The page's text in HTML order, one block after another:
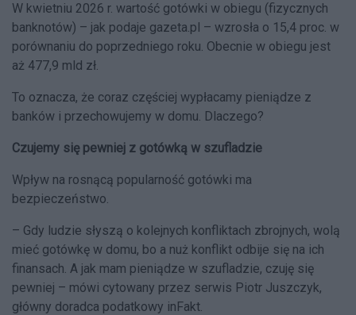
W kwietniu 2026 r. wartość gotówki w obiegu (fizycznych
banknotów) – jak podaje gazeta.pl – wzrosła o 15,4 proc. w
porównaniu do poprzedniego roku. Obecnie w obiegu jest
aż 477,9 mld zł.
To oznacza, że coraz częściej wypłacamy pieniądze z
banków i przechowujemy w domu. Dlaczego?
Czujemy się pewniej z gotówką w szufladzie
Wpływ na rosnącą popularność gotówki ma
bezpieczeństwo.
– Gdy ludzie słyszą o kolejnych konfliktach zbrojnych, wolą
mieć gotówkę w domu, bo a nuż konflikt odbije się na ich
finansach. A jak mam pieniądze w szufladzie, czuję się
pewniej – mówi cytowany przez serwis Piotr Juszczyk,
główny doradca podatkowy inFakt.